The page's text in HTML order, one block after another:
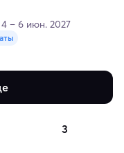
4 – 6 июн. 2027
3